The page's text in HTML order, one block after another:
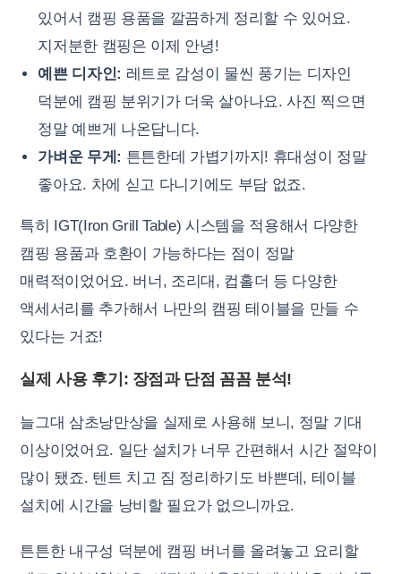
있어서 캠핑 용품을 깔끔하게 정리할 수 있어요.
지저분한 캠핑은 이제 안녕!
예쁜 디자인: 레트로 감성이 물씬 풍기는 디자인
덕분에 캠핑 분위기가 더욱 살아나요. 사진 찍으면
정말 예쁘게 나온답니다.
가벼운 무게: 튼튼한데 가볍기까지! 휴대성이 정말
좋아요. 차에 싣고 다니기에도 부담 없죠.
특히 IGT(Iron Grill Table) 시스템을 적용해서 다양한
캠핑 용품과 호환이 가능하다는 점이 정말
매력적이었어요. 버너, 조리대, 컵홀더 등 다양한
액세서리를 추가해서 나만의 캠핑 테이블을 만들 수
있다는 거죠!
실제 사용 후기: 장점과 단점 꼼꼼 분석!
늘그대 삼초낭만상을 실제로 사용해 보니, 정말 기대
이상이었어요. 일단 설치가 너무 간편해서 시간 절약이
많이 됐죠. 텐트 치고 짐 정리하기도 바쁜데, 테이블
설치에 시간을 낭비할 필요가 없으니까요.
튼튼한 내구성 덕분에 캠핑 버너를 올려놓고 요리할